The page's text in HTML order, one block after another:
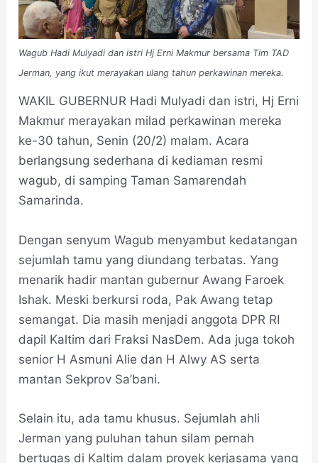
Wagub Hadi Mulyadi dan istri Hj Erni Makmur bersama Tim TAD
Jerman, yang ikut merayakan ulang tahun perkawinan mereka.
WAKIL GUBERNUR Hadi Mulyadi dan istri, Hj Erni
Makmur merayakan milad perkawinan mereka
ke-30 tahun, Senin (20/2) malam. Acara
berlangsung sederhana di kediaman resmi
wagub, di samping Taman Samarendah
Samarinda.
Dengan senyum Wagub menyambut kedatangan
sejumlah tamu yang diundang terbatas. Yang
menarik hadir mantan gubernur Awang Faroek
Ishak. Meski berkursi roda, Pak Awang tetap
semangat. Dia masih menjadi anggota DPR RI
dapil Kaltim dari Fraksi NasDem. Ada juga tokoh
senior H Asmuni Alie dan H Alwy AS serta
mantan Sekprov Sa’bani.
Selain itu, ada tamu khusus. Sejumlah ahli
Jerman yang puluhan tahun silam pernah
bertugas di Kaltim dalam proyek kerjasama yang